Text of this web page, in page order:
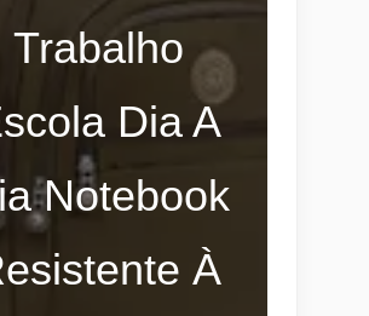
Trabalho
Dia A
Notebook
À